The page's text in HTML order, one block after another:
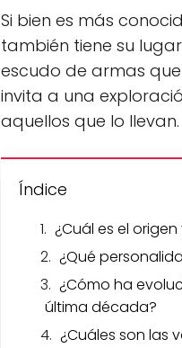
Si bien es más
también tiene su
escudo de armas
invita a una
aquellos que lo llevan.
Índice
¿Cuál es el
¿Qué
¿Cómo ha
última década?
¿Cuáles son las